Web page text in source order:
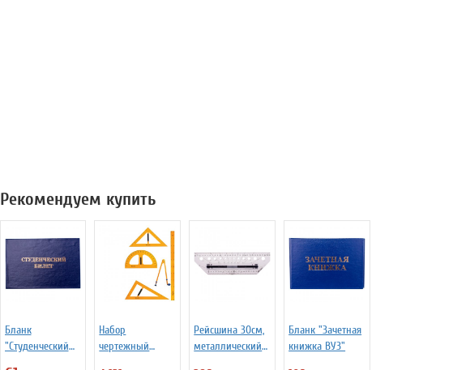
Рекомендуем купить
Бланк
"Студенческий
Набор
чертежный
Рейсшина 30см,
металлический
Бланк "Зачетная
книжка ВУЗ"